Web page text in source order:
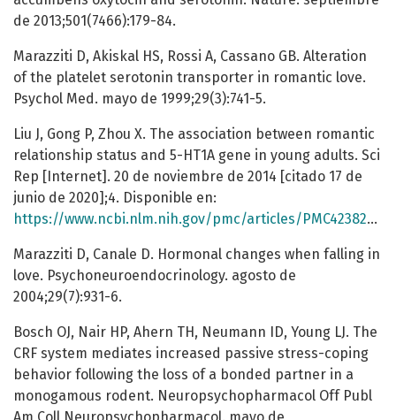
de 2013;501(7466):179-84.
Marazziti D, Akiskal HS, Rossi A, Cassano GB. Alteration
of the platelet serotonin transporter in romantic love.
Psychol Med. mayo de 1999;29(3):741-5.
Liu J, Gong P, Zhou X. The association between romantic
relationship status and 5-HT1A gene in young adults. Sci
Rep [Internet]. 20 de noviembre de 2014 [citado 17 de
junio de 2020];4. Disponible en:
https://www.ncbi.nlm.nih.gov/pmc/articles/PMC4238299/
Marazziti D, Canale D. Hormonal changes when falling in
love. Psychoneuroendocrinology. agosto de
2004;29(7):931-6.
Bosch OJ, Nair HP, Ahern TH, Neumann ID, Young LJ. The
CRF system mediates increased passive stress-coping
behavior following the loss of a bonded partner in a
monogamous rodent. Neuropsychopharmacol Off Publ